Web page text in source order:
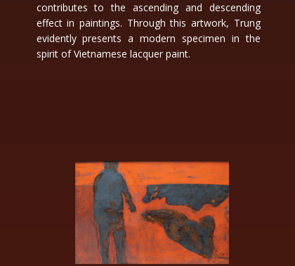
contributes to the ascending and descending
effect in paintings. Through this artwork, Trung
evidently presents a modern specimen in the
spirit of Vietnamese lacquer paint.